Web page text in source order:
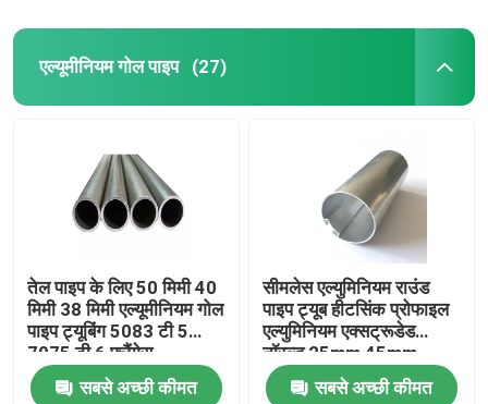
एल्यूमीनियम गोल पाइप (27)
तेल पाइप के लिए 50 मिमी 40
मिमी 38 मिमी एल्यूमीनियम गोल
पाइप ट्यूबिंग 5083 टी 5
7075 टी 6 फ्लैंगेस
सबसे अच्छी कीमत
सीमलेस एल्युमिनियम राउंड
पाइप ट्यूब हीटसिंक प्रोफाइल
एल्युमिनियम एक्सट्रूडेड
नॉरल्ड 25mm 45mm
70mm
सबसे अच्छी कीमत